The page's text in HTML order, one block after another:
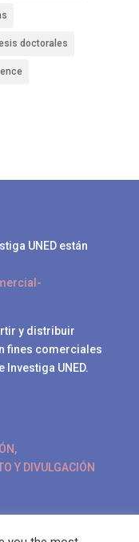
doctorales
UNED están
y distribuir
fines comerciales
UNED.
Y DIVULGACIÓN